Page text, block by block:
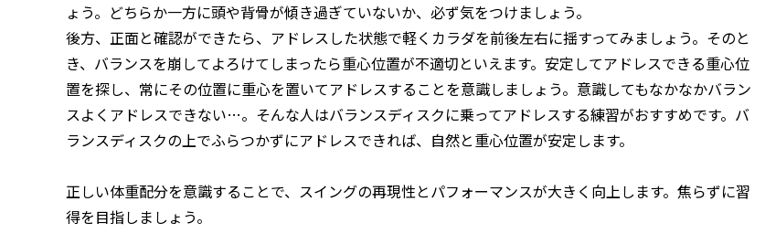
ょう。どちらか一方に頭や背骨が傾き過ぎていないか、必ず気をつけましょう。
後方、正面と確認ができたら、アドレスした状態で軽くカラダを前後左右に揺すってみましょう。そのと
き、バランスを崩してよろけてしまったら重心位置が不適切といえます。安定してアドレスできる重心位
置を探し、常にその位置に重心を置いてアドレスすることを意識しましょう。意識してもなかなかバラン
スよくアドレスできない…。そんな人はバランスディスクに乗ってアドレスする練習がおすすめです。バ
ランスディスクの上でふらつかずにアドレスできれば、自然と重心位置が安定します。
正しい体重配分を意識することで、スイングの再現性とパフォーマンスが大きく向上します。焦らずに習
得を目指しましょう。